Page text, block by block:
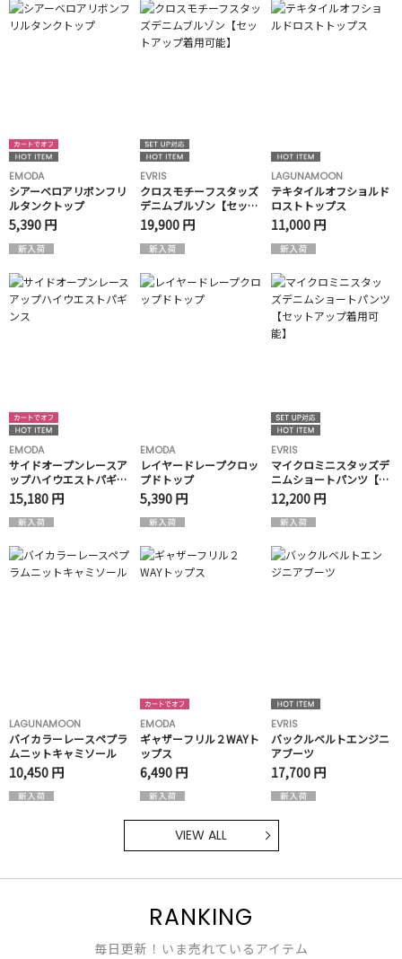
EMODA
シアーベロアリボンフリ
ルタンクトップ
5,390 円
EVRIS
クロスモチーフスタッズ
デニムブルゾン【セット
アップ着用可能】
19,900 円
LAGUNAMOON
テキタイルオフショルド
ロストトップス
11,000 円
EMODA
サイドオープンレースア
ップハイウエストパギン
ス
15,180 円
EMODA
レイヤードレープクロッ
プドトップ
5,390 円
EVRIS
マイクロミニスタッズデ
ニムショートパンツ【セ
ットアップ着用可能】
12,200 円
LAGUNAMOON
バイカラーレースペプラ
ムニットキャミソール
10,450 円
EMODA
ギャザーフリル２WAYト
ップス
6,490 円
EVRIS
バックルベルトエンジニ
アブーツ
17,700 円
VIEW ALL
RANKING
毎日更新！いま売れているアイテム